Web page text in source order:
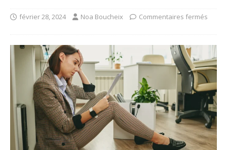
février 28, 2024 Noa Boucheix Commentaires fermés